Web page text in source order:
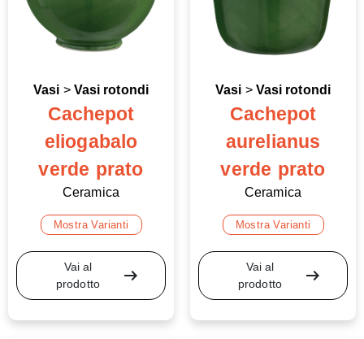
Vasi > Vasi rotondi
Cachepot
eliogabalo
verde prato
Ceramica
Mostra Varianti
Vai al
prodotto
arrow_right_alt
Vasi > Vasi rotondi
Cachepot
aurelianus
verde prato
Ceramica
Mostra Varianti
Vai al
prodotto
arrow_right_alt